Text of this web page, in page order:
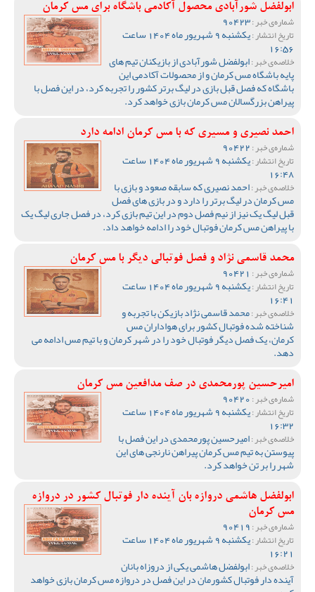
ابولفضل شورآبادی محصول آکادمی باشگاه برای مس کرمان
شماره‌ی خبر :
تاریخ انتشار : یکشنبه 9 شهریور ماه 1404 ساعت
16:56
خلاصه‌ی خبر :ابولفضل شورآبادی از بازیکنان تیم های
پایه باشگاه مس کرمان و از محصولات آکادمی این
باشگاه که فصل قبل بازی در لیگ برتر کشور را تجربه کرد، در این فصل با
پیراهن بزرگسالان مس کرمان بازی خواهد کرد.
احمد نصیری و مسیری که با مس کرمان ادامه دارد
شماره‌ی خبر :
تاریخ انتشار : یکشنبه 9 شهریور ماه 1404 ساعت
16:48
خلاصه‌ی خبر :احمد نصیری که سابقه صعود و بازی با
مس کرمان در لیگ برتر را دارد و در بازی های فصل
قبل لیگ یک نیز از نیم فصل دوم در این تیم بازی کرد، در فصل جاری لیگ یک
با پیراهن مس کرمان فوتبال خود را ادامه خواهد داد.
محمد قاسمی نژاد و فصل فوتبالی دیگر با مس کرمان
شماره‌ی خبر :
تاریخ انتشار : یکشنبه 9 شهریور ماه 1404 ساعت
16:41
خلاصه‌ی خبر :محمد قاسمی نژاد بازیکن با تجربه و
شناخته شده فوتبال کشور برای هواداران مس
کرمان، یک فصل دیگر فوتبال خود را در شهر کرمان و با تیم مس ادامه می
دهد.
امیرحسین پورمحمدی در صف مدافعین مس کرمان
شماره‌ی خبر :
تاریخ انتشار : یکشنبه 9 شهریور ماه 1404 ساعت
16:32
خلاصه‌ی خبر :امیرحسین پورمحمدی در این فصل با
پیوستن به تیم مس کرمان پیراهن نارنجی های این
شهر را بر تن خواهد کرد.
ابولفضل هاشمی دروازه بان آینده دار فوتبال کشور در دروازه
مس کرمان
شماره‌ی خبر :
تاریخ انتشار : یکشنبه 9 شهریور ماه 1404 ساعت
16:21
خلاصه‌ی خبر :ابولفضل هاشمی یکی از دروزاه بانان
آینده دار فوتبال کشورمان در این فصل در دروازه مس کرمان بازی خواهد